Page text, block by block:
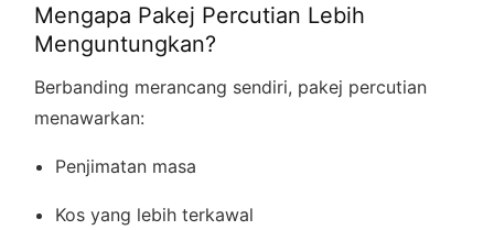
Mengapa Pakej Percutian Lebih
Menguntungkan?
Berbanding merancang sendiri, pakej percutian
menawarkan:
Penjimatan masa
Kos yang lebih terkawal